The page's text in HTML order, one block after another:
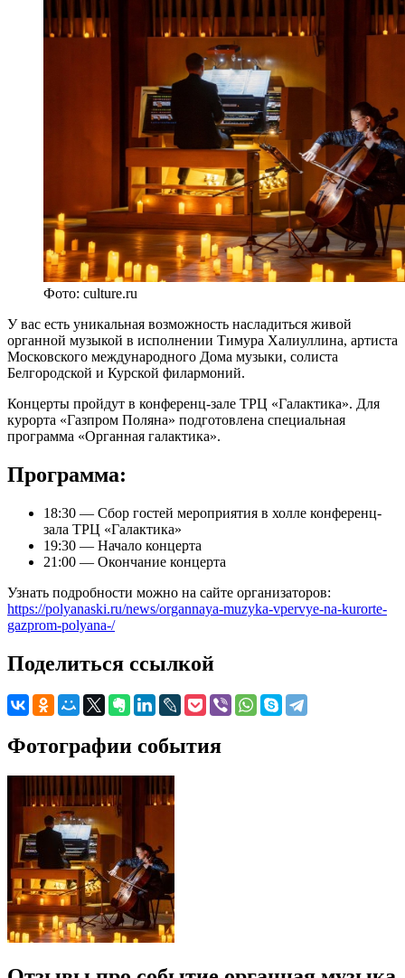
Фото: culture.ru
У вас есть уникальная возможность насладиться живой
органной музыкой в исполнении Тимура Халиуллина, артиста
Московского международного Дома музыки, солиста
Белгородской и Курской филармоний.
Концерты пройдут в конференц-зале ТРЦ «Галактика». Для
курорта «Газпром Поляна» подготовлена специальная
программа «Органная галактика».
Программа:
18:30 — Сбор гостей мероприятия в холле конференц-
зала ТРЦ «Галактика»
19:30 — Начало концерта
21:00 — Окончание концерта
Узнать подробности можно на сайте организаторов:
https://polyanaski.ru/news/organnaya-muzyka-vpervye-na-kurorte-
gazprom-polyana-/
Поделиться ссылкой
Фотографии события